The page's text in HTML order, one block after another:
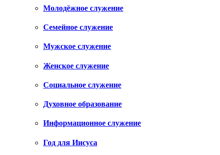
Молодёжное служение
Семейное служение
Мужское служение
Женское служение
Социальное служение
Духовное образование
Информационное служение
Год для Иисуса